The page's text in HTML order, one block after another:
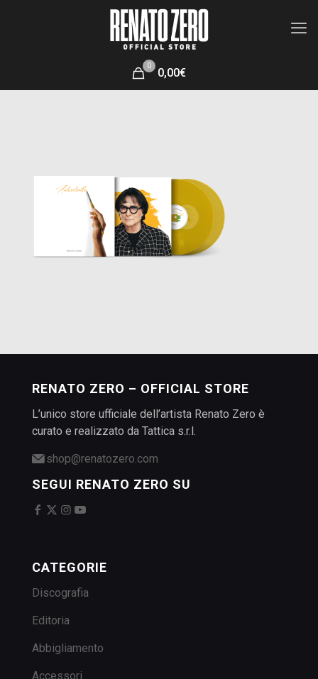
0
0,00€
RENATO ZERO – OFFICIAL STORE
L’unico store ufficiale dell’artista Renato Zero è
curato e realizzato da Tattica s.r.l.
shop@renatozero.com
SEGUI RENATO ZERO SU
CATEGORIE
Discografia
Editoria
Abbigliamento
Accessori